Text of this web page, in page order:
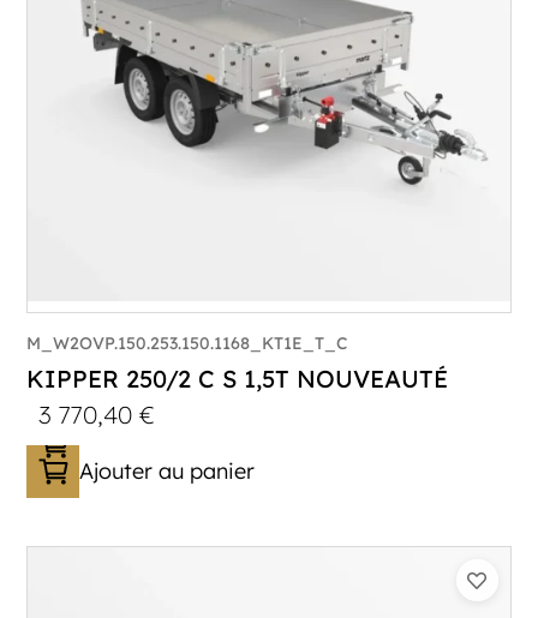
Plancher :Plancher en Acier
M_W2OVP.150.253.150.1168_KT1E_T_C
KIPPER 250/2 C S 1,5T NOUVEAUTÉ
3 770,40€
Ajouter au panier